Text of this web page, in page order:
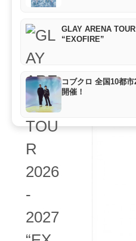
GLAY ARENA
“EXOFIRE”
コブクロ 全国10都
開催！
ファ
ムポ